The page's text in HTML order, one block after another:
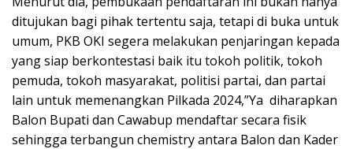
ditujukan bagi pihak tertentu saja, tetapi di buka untuk
umum, PKB OKI segera melakukan penjaringan kepada
yang siap berkontestasi baik itu tokoh politik, tokoh
pemuda, tokoh masyarakat, politisi partai, dan partai
lain untuk memenangkan Pilkada 2024,”Ya diharapkan
Balon Bupati dan Cawabup mendaftar secara fisik
sehingga terbangun chemistry antara Balon dan Kader